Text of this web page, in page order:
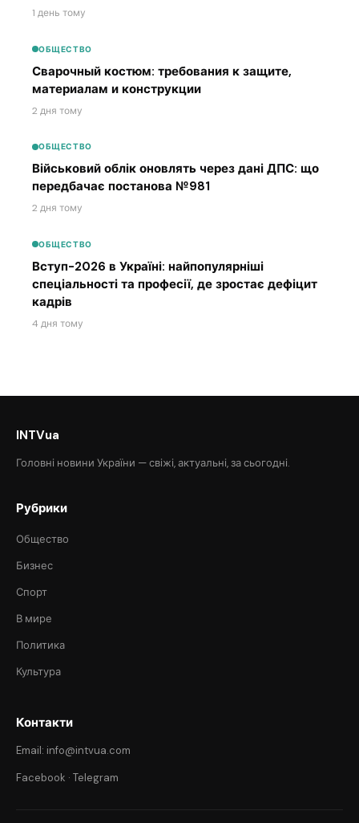
1 день тому
ОБЩЕСТВО
Сварочный костюм: требования к защите,
материалам и конструкции
2 дня тому
ОБЩЕСТВО
Військовий облік оновлять через дані ДПС: що
передбачає постанова №981
2 дня тому
ОБЩЕСТВО
Вступ-2026 в Україні: найпопулярніші
спеціальності та професії, де зростає дефіцит
кадрів
4 дня тому
INTVua
Головні новини України — свіжі, актуальні, за сьогодні.
Рубрики
Общество
Бизнес
Спорт
В мире
Политика
Культура
Контакти
Email: info@intvua.com
Facebook · Telegram